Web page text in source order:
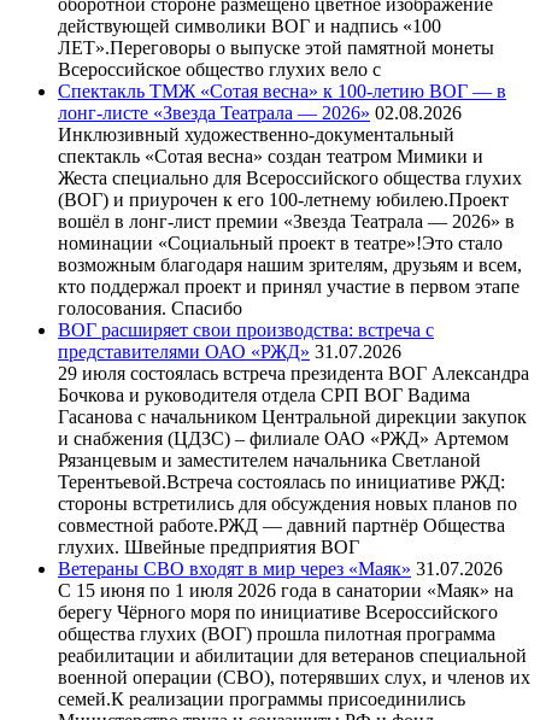
оборотной стороне размещено цветное изображение
действующей символики ВОГ и надпись «100
ЛЕТ».Переговоры о выпуске этой памятной монеты
Всероссийское общество глухих вело с
Спектакль ТМЖ «Сотая весна» к 100-летию ВОГ — в
лонг-листе «Звезда Театрала — 2026» 02.08.2026
Инклюзивный художественно-документальный
спектакль «Сотая весна» создан театром Мимики и
Жеста специально для Всероссийского общества глухих
(ВОГ) и приурочен к его 100-летнему юбилею.Проект
вошёл в лонг-лист премии «Звезда Театрала — 2026» в
номинации «Социальный проект в театре»!Это стало
возможным благодаря нашим зрителям, друзьям и всем,
кто поддержал проект и принял участие в первом этапе
голосования. Спасибо
ВОГ расширяет свои производства: встреча с
представителями ОАО «РЖД» 31.07.2026
29 июля состоялась встреча президента ВОГ Александра
Бочкова и руководителя отдела СРП ВОГ Вадима
Гасанова с начальником Центральной дирекции закупок
и снабжения (ЦДЗС) – филиале ОАО «РЖД» Артемом
Рязанцевым и заместителем начальника Светланой
Терентьевой.Встреча состоялась по инициативе РЖД:
стороны встретились для обсуждения новых планов по
совместной работе.РЖД — давний партнёр Общества
глухих. Швейные предприятия ВОГ
Ветераны СВО входят в мир через «Маяк» 31.07.2026
С 15 июня по 1 июля 2026 года в санатории «Маяк» на
берегу Чёрного моря по инициативе Всероссийского
общества глухих (ВОГ) прошла пилотная программа
реабилитации и абилитации для ветеранов специальной
военной операции (СВО), потерявших слух, и членов их
семей.К реализации программы присоединились